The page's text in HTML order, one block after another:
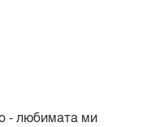
- любимата ми